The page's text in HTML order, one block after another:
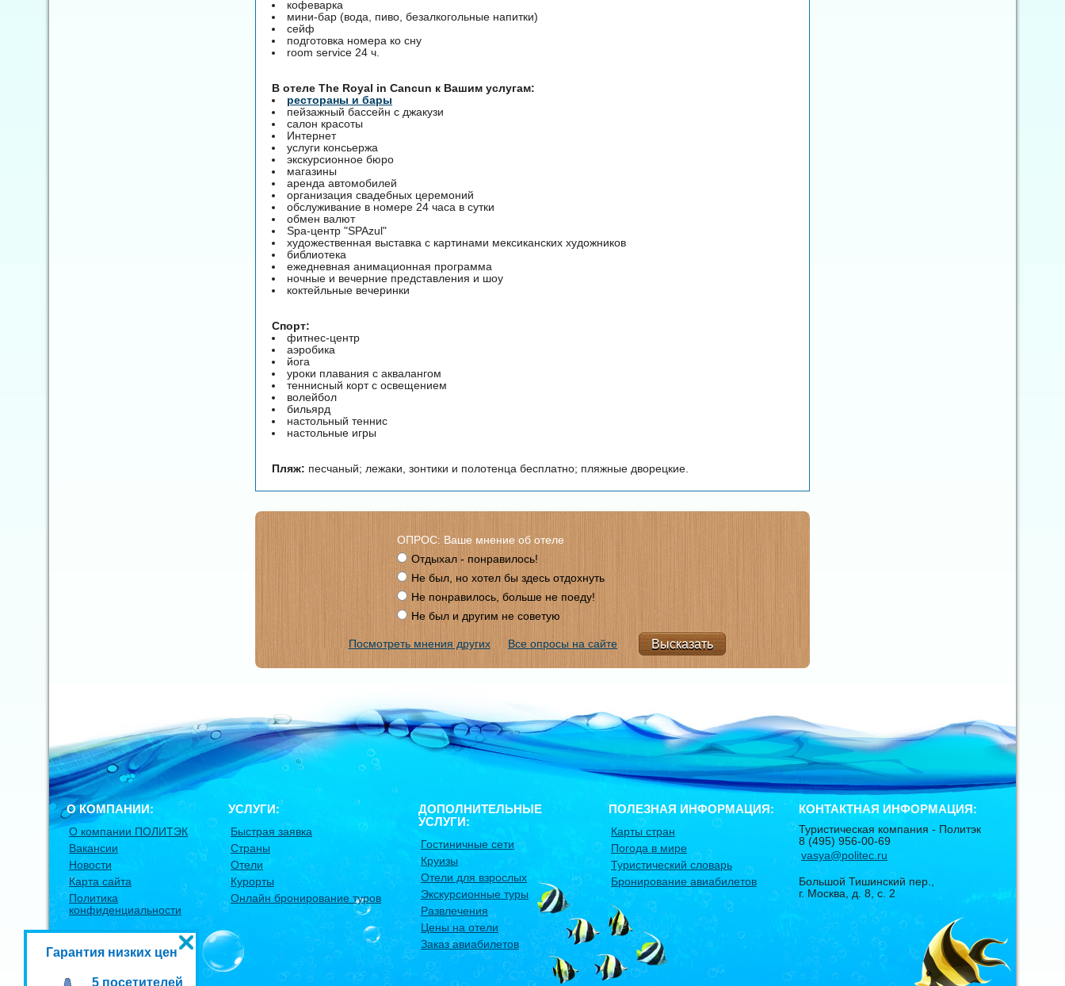
кофеварка
мини-бар (вода, пиво, безалкогольные напитки)
сейф
подготовка номера ко сну
room service 24 ч.
B отеле The Royal in Cancun к Вашим услугам:
рестораны и бары
пейзажный бассейн с джакузи
салон красоты
Интернет
услуги консьержа
экскурсионное бюро
магазины
аренда автомобилей
организация свадебных церемоний
обслуживание в номере 24 часа в сутки
обмен валют
Spa-центр "SPAzul"
художественная выставка с картинами мексиканских художников
библиотека
ежедневная анимационная программа
ночные и вечерние представления и шоу
коктейльные вечеринки
Спорт:
фитнес-центр
аэробика
йога
уроки плавания с аквалангом
теннисный корт с освещением
волейбол
бильярд
настольный теннис
настольные игры
Пляж: песчаный; лежаки, зонтики и полотенца бесплатно; пляжные дворецкие.
ОПРОС: Ваше мнение об отеле
Отдыхал - понравилось!
Не был, но хотел бы здесь отдохнуть
Не понравилось, больше не поеду!
Не был и другим не советую
Посмотреть мнения других Все опросы на сайте
О КОМПАНИИ:
О компании ПОЛИТЭК
Вакансии
Новости
Карта сайта
Политика
конфиденциальности
УСЛУГИ:
Быстрая заявка
Страны
Отели
Курорты
Онлайн бронирование туров
ДОПОЛНИТЕЛЬНЫЕ
УСЛУГИ:
Гостиничные сети
Круизы
Отели для взрослых
Экскурсионные туры
Развлечения
Цены на отели
Заказ авиабилетов
ПОЛЕЗНАЯ ИНФОРМАЦИЯ:
Карты стран
Погода в мире
Туристический словарь
Бронирование авиабилетов
КОНТАКТНАЯ ИНФОРМАЦИЯ:
Туристическая компания - Политэк
8 (495) 956-00-69
vasya@politec.ru
Большой Тишинский пер.,
г. Москва
д. 8, с. 2
Гарантия низких цен
5 посетителей